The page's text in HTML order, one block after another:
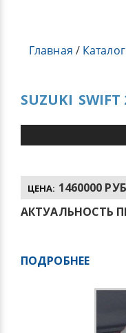
Главная /
SUZUKI SWIFT
ЦЕНА: 1460000 РУБ
АКТУАЛЬНОСТЬ
ПОДРОБНЕЕ